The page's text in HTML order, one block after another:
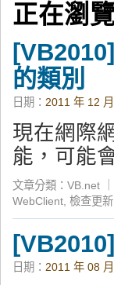
正在瀏
的類別
日期： 2011 年 12
現在網際
能，可能
文章分類： VB.net
WebClient 檢查更新
日期： 2011 年 08